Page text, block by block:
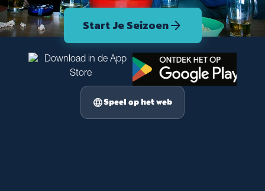
Start Je Seizoenarrow_forward
languageSpeel op het web